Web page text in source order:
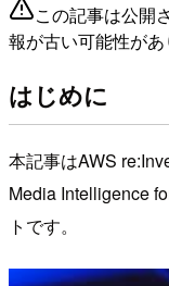
この記事は公開
報が古い可能性があ
はじめに
本記事はAWS
Media Intelligence
トです。